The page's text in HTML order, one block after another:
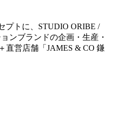
プトに、STUDIO ORIBE /
ンブランドの企画・生産・
直営店舗「JAMES & CO 鎌